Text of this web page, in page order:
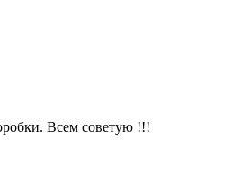
Всем советую !!!